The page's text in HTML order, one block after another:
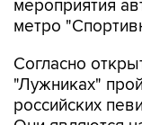
Согласно
российских
Они являются
и фестиваля